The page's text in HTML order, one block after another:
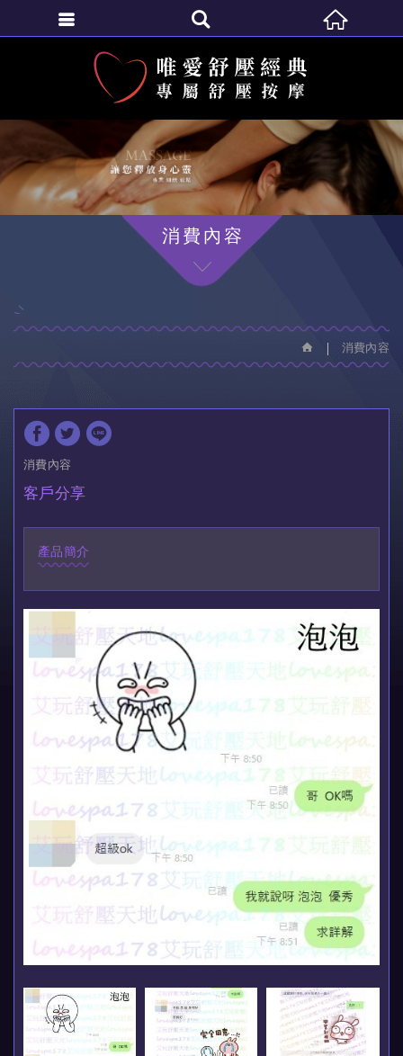
消費內容
消費內容
消費內容
客戶分享
產品簡介
繁體中文